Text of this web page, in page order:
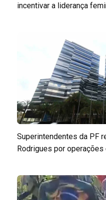
incentivar a liderança
Superintendentes da PF
Rodrigues por operações